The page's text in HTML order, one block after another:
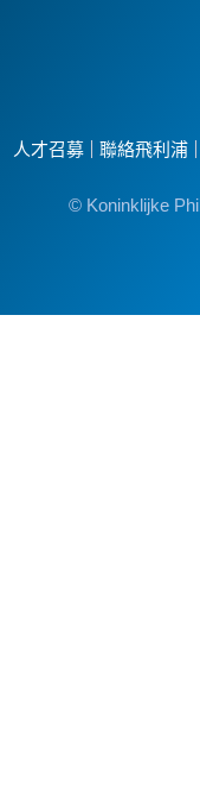
人才召募 聯絡飛利浦
© Koninklijke